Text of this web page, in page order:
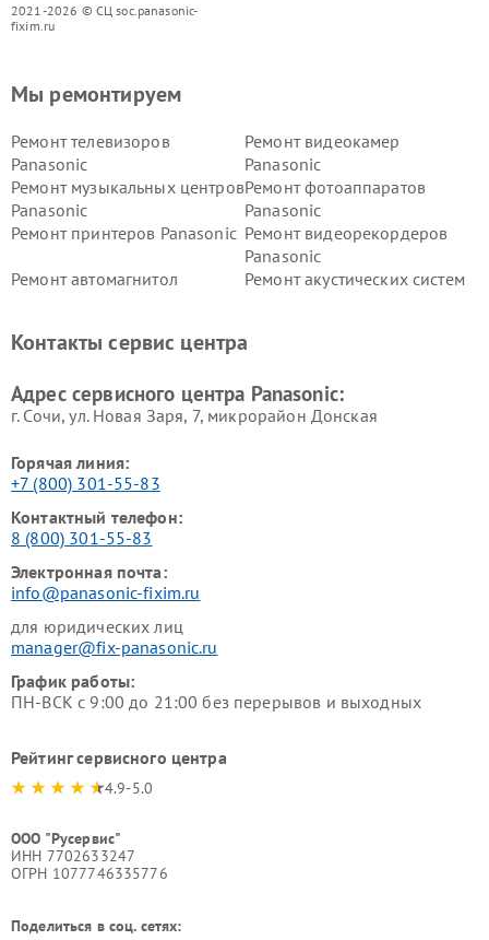
2021-2026 © СЦ soc.panasonic-
fixim.ru
Мы ремонтируем
Ремонт телевизоров
Panasonic
Ремонт видеокамер
Panasonic
Ремонт музыкальных центров
Panasonic
Ремонт фотоаппаратов
Panasonic
Ремонт принтеров Panasonic Ремонт видеорекордеров
Panasonic
Ремонт автомагнитол
Ремонт акустических систем
панелей Panasonic
Контакты сервис центра
Адрес сервисного центра Panasonic:
г. Сочи, ул. Новая Заря, 7, микрорайон Донская
Горячая линия:
+7 (800) 301-55-83
Контактный телефон:
8 (800) 301-55-83
Электронная почта:
info@panasonic-fixim.ru
для юридических лиц
manager@fix-panasonic.ru
График работы:
ПН-ВСК с 9:00 до 21:00 без перерывов и выходных
Рейтинг сервисного центра
4.9-5.0
ООО "Русервис"
ИНН 7702633247
ОГРН 1077746335776
Поделиться в соц. сетях: